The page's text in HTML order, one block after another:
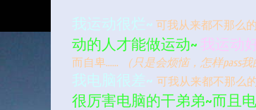
我运动很烂~ 可我从来都不那么
动的人才能做运动~ 我运动
而自卑……
（只是会烦恼，怎样pass我
我电脑很差~ 可我从来都不那么
很厉害电脑的干弟弟~而且